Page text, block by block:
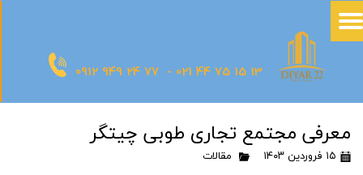
0912 949 24 77 - 021 44 75 15 13
معرفی مجتمع تجاری طوبی چیتگر
۱۵ فروردین ۱۴۰۳ مقالات